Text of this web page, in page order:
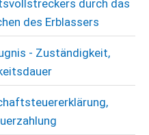
durch das
des Erblassers
- Zuständigkeit,